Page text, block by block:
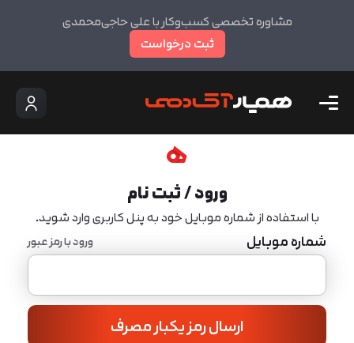
مشاوره تخصصی کسب‌وکار با علی حاجی‌محمدی
ثبت درخواست
ورود / ثبت نام
با استفاده از شماره موبایل خود به پنل کاربری وارد شوید.
شماره موبایل ورود با رمز عبور
ارسال رمز یکبار مصرف